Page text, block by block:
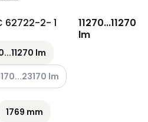
62722-2- 1
11270...11270
lm
lm
käytettävissä olevat vaihtoehdot
lm
1769 mm